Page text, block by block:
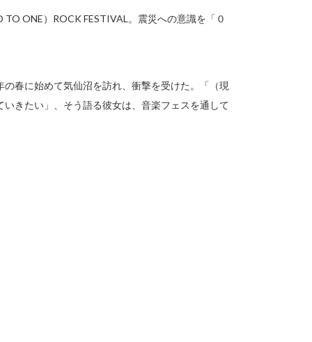
ONE）ROCK FESTIVAL。震災への意識を「０
春に始めて気仙沼を訪れ、衝撃を受けた。「（現
きたい」、そう語る彼女は、音楽フェスを通して